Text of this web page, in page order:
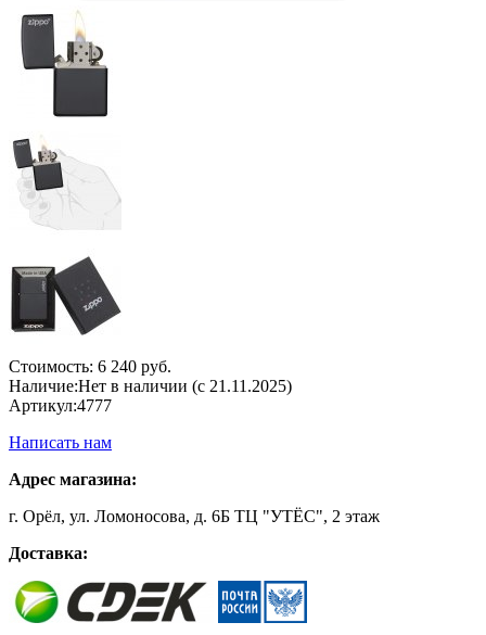
Стоимость: 6 240 руб.
Наличие:Нет в наличии (с 21.11.2025)
Артикул:4777
Написать нам
Адрес магазина:
г. Орёл, ул. Ломоносова, д. 6Б ТЦ "УТЁС", 2 этаж
Доставка: